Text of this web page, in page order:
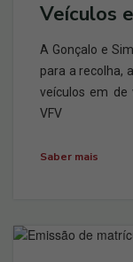
Veículos
A Gonçalo e
para a recolha,
veículos em de
VFV
Saber mais